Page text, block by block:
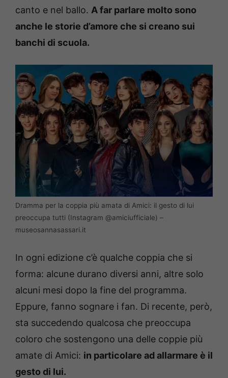
canto e nel ballo. A far parlare molto sono
anche le storie d’amore che si creano sui
banchi di scuola.
Dramma per la coppia più amata di Amici: il gesto di lui
preoccupa tutti (Instagram @amiciufficiale) –
museosannasassari.it
In ogni edizione c’è qualche coppia che si
forma: alcune durano diversi anni, altre solo
alcuni mesi dopo la fine del programma.
Eppure, fanno sognare i fan. Di recente, però,
sta succedendo qualcosa che preoccupa
coloro che sostengono una delle coppie più
amate di Amici: in particolare ad allarmare è il
gesto di lui.